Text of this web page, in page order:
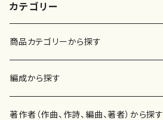
カテゴリー
商品カテゴリーから探す
楽譜
書籍
編成から探す
邦楽器
著作者（作曲、作詩、編曲、著者）から探す